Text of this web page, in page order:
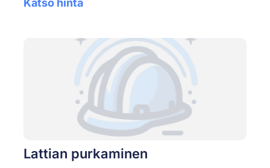
Katso hinta
Lattian purkaminen